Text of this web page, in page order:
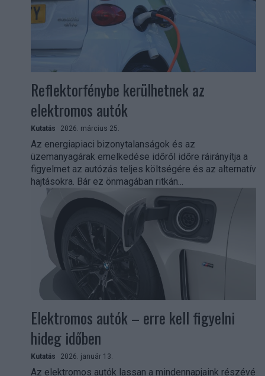
Reflektorfénybe kerülhetnek az
elektromos autók
Kutatás 2026. március 25.
Az energiapiaci bizonytalanságok és az
üzemanyagárak emelkedése időről időre ráirányítja a
figyelmet az autózás teljes költségére és az alternatív
hajtásokra. Bár ez önmagában ritkán...
Elektromos autók – erre kell figyelni
hideg időben
Kutatás 2026. január 13.
Az elektromos autók lassan a mindennapjaink részévé